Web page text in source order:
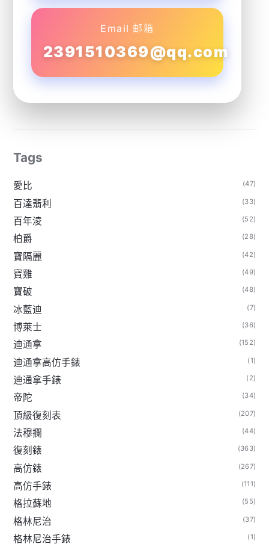
Email 邮箱
2391510369@qq.com
Tags
愛比 (47)
百達翡利 (33)
百年淩 (52)
柏爵 (28)
寶隔麗 (42)
寶雞 (49)
寶破 (48)
冰藍迪 (7)
博萊士 (36)
迪通拿 (152)
迪通拿高仿手錶 (1)
迪通拿手錶 (2)
帝陀 (34)
頂級復刻表 (207)
法穆攔 (44)
復刻錶 (363)
高仿錶 (267)
高仿手錶 (111)
格拉蘇地 (55)
格林尼治 (37)
格林尼治手錶 (1)